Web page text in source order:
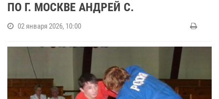
ПО Г. МОСКВЕ АНДРЕЙ С.
02 января 2026, 10:00